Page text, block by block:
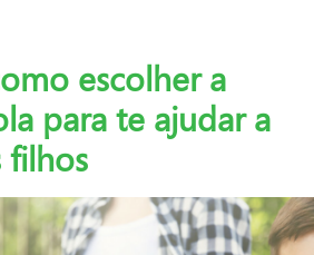
escolher a
para te ajudar a
filhos